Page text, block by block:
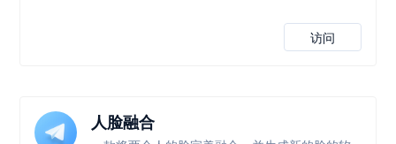
访问
人脸融合